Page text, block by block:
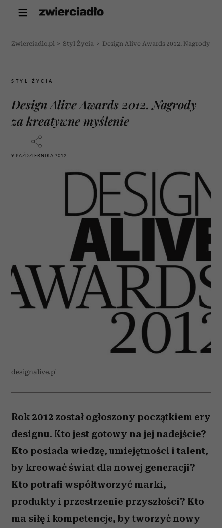
Zwierciadlo.pl > Styl Życia > Design Alive Awards 2012. Nagrody
STYL ŻYCIA
Design Alive Awards 2012. Nagrody
za kreatywne myślenie
9 PAŹDZIERNIKA 2012
designalive.pl
Rok 2012 został ogłoszony początkiem ery
designu. Kto jest gotowy na jej nadejście?
Kto posiada wiedzę, umiejętności i talent,
by kreować świat dla nowej generacji?
Kto potrafi współtworzyć marki,
produkty i przestrzenie przyszłości? Kto
ma siłę i kompetencje, by tworzyć nowy